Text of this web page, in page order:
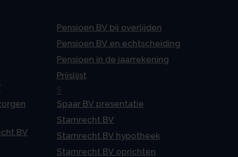
BV
Pensioen BV bij overlijden
Pensioen BV en echtscheiding
Pensioen in de jaarrekening
Prijslijst
S
Spaar BV presentatie
Stamrecht BV
Stamrecht BV hypotheek
Stamrecht BV oprichten